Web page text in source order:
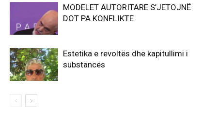
MODELET AUTORITARE S’JETOJNË
DOT PA KONFLIKTE
Estetika e revoltës dhe kapitullimi i
substancës